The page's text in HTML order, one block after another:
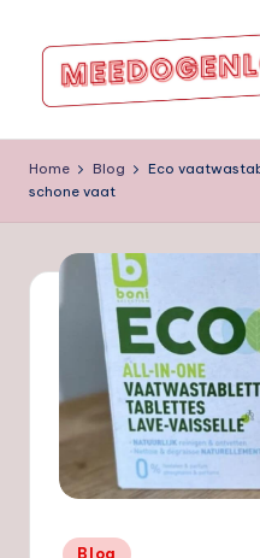
inhoud
e
e
nl
o
o
Home Blog
Eco
schone vaat
Geplaatst
Blog